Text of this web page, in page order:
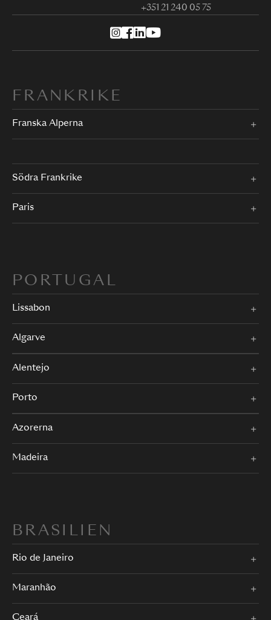
+351 21 240 05 75
FRANKRIKE
Franska Alperna
Södra Frankrike
Paris
PORTUGAL
Lissabon
Algarve
Alentejo
Porto
Azorerna
Madeira
BRASILIEN
Rio de Janeiro
Maranhão
Ceará